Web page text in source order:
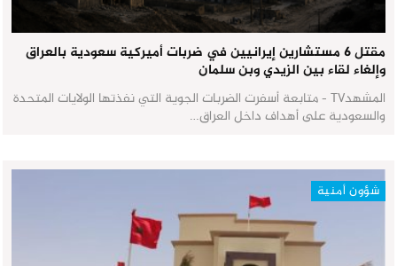
مقتل 6 مستشارين إيرانيين في ضربات أميركية سعودية بالعراق
وإلغاء لقاء بين الزيدي وبن سلمان
المشهدTV - متابعة أسفرت الضربات الجوية التي نفذتها الولايات المتحدة
والسعودية على أهداف داخل العراق…
شؤون أمنية